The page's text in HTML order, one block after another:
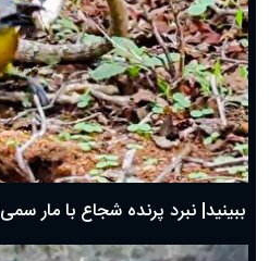
ببینید| نبرد پرنده شجاع با مار سمی